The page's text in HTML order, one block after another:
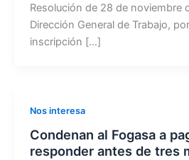
Resolución de 28 de noviembre
Dirección General de Trabajo,
inscripción […]
Nos interesa
Condenan al Fogasa a
responder antes de tres